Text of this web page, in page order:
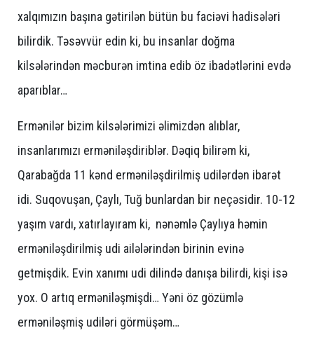
xalqımızın başına gətirilən bütün bu faciəvi hadisələri
bilirdik. Təsəvvür edin ki, bu insanlar doğma
kilsələrindən məcburən imtina edib öz ibadətlərini evdə
aparıblar…
Ermənilər bizim kilsələrimizi əlimizdən alıblar,
insanlarımızı erməniləşdiriblər. Dəqiq bilirəm ki,
Qarabağda 11 kənd erməniləşdirilmiş udilərdən ibarət
idi. Suqovuşan, Çaylı, Tuğ bunlardan bir neçəsidir. 10-12
yaşım vardı, xatırlayıram ki, nənəmlə Çaylıya həmin
erməniləşdirilmiş udi ailələrindən birinin evinə
getmişdik. Evin xanımı udi dilində danışa bilirdi, kişi isə
yox. O artıq erməniləşmişdi… Yəni öz gözümlə
erməniləşmiş udiləri görmüşəm…